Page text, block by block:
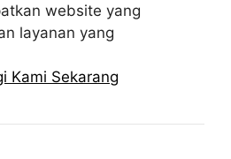
website yang
layanan yang
Kami Sekarang